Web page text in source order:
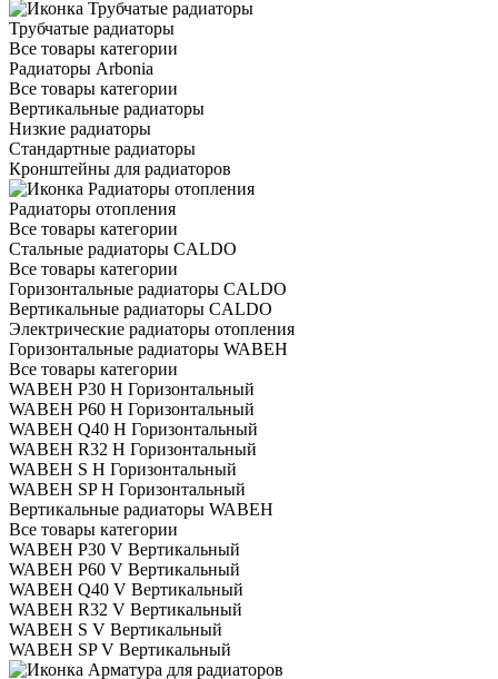
Трубчатые радиаторы
Все товары категории
Радиаторы Arbonia
Все товары категории
Вертикальные радиаторы
Низкие радиаторы
Стандартные радиаторы
Кронштейны для радиаторов
Радиаторы отопления
Все товары категории
Стальные радиаторы CALDO
Все товары категории
Горизонтальные радиаторы CALDO
Вертикальные радиаторы CALDO
Электрические радиаторы отопления
Горизонтальные радиаторы WABEH
Все товары категории
WABEH P30 H Горизонтальный
WABEH P60 H Горизонтальный
WABEH Q40 H Горизонтальный
WABEH R32 H Горизонтальный
WABEH S H Горизонтальный
WABEH SP H Горизонтальный
Вертикальные радиаторы WABEH
Все товары категории
WABEH P30 V Вертикальный
WABEH P60 V Вертикальный
WABEH Q40 V Вертикальный
WABEH R32 V Вертикальный
WABEH S V Вертикальный
WABEH SP V Вертикальный